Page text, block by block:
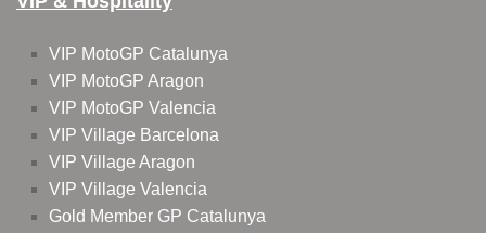
VIP MotoGP Catalunya
VIP MotoGP Aragon
VIP MotoGP Valencia
VIP Village Barcelona
VIP Village Aragon
VIP Village Valencia
Gold Member GP Catalunya